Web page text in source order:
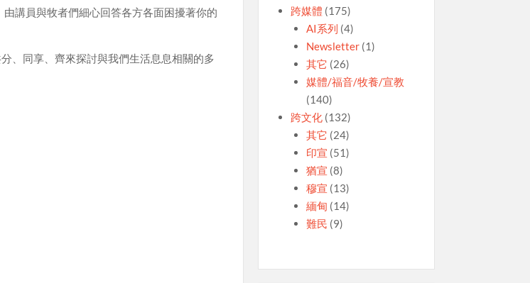
講員與牧者們細心回答各方各面困擾著你的
、同享、齊來探討與我們生活息息相關的多
跨媒體 (175)
AI系列 (4)
Newsletter (1)
其它 (26)
媒體/福音/牧養/宣教
(140)
跨文化 (132)
其它 (24)
印宣 (51)
猶宣 (8)
穆宣 (13)
緬甸 (14)
難民 (9)